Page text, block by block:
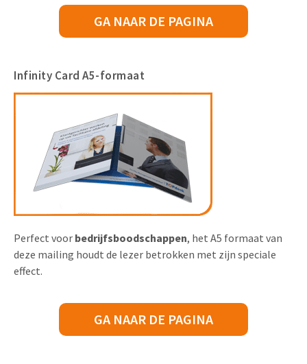
GA NAAR DE PAGINA
Infinity Card A5-formaat
Perfect voor bedrijfsboodschappen, het A5 formaat van
deze mailing houdt de lezer betrokken met zijn speciale
effect.
GA NAAR DE PAGINA